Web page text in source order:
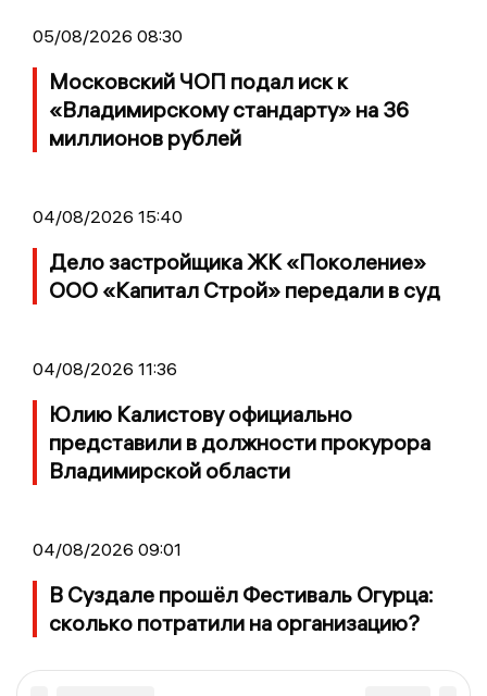
05/08/2026 08:30
Московский ЧОП подал иск к
«Владимирскому стандарту» на 36
миллионов рублей
04/08/2026 15:40
Дело застройщика ЖК «Поколение»
ООО «Капитал Строй» передали в суд
04/08/2026 11:36
Юлию Калистову официально
представили в должности прокурора
Владимирской области
04/08/2026 09:01
В Суздале прошёл Фестиваль Огурца:
сколько потратили на организацию?